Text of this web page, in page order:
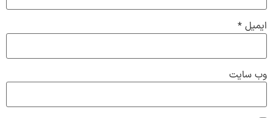
ایمیل *
وب‌ سایت